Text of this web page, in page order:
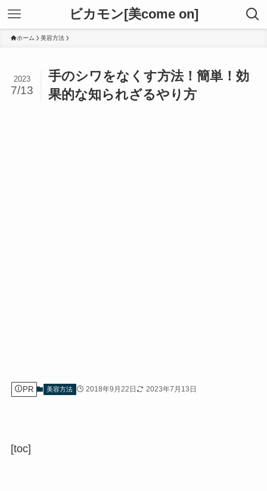
ビカモン[美come on]
ホーム 美容方法
手のシワをなくす方法！簡単！効
果的な知られざるやり方
2023
7/13
PR 美容方法 2018年9月22日 2023年7月13日
[toc]